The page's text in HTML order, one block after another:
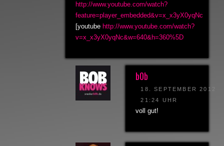
http://www.youtube.com/watch?
feature=player_embedded&v=x_x3yX0yqNc
[youtube http://www.youtube.com/watch?
v=x_x3yX0yqNc&w=640&h=360%5D
b0b
18. SEPTEMBER 2012
21:24 UHR
voll gut!